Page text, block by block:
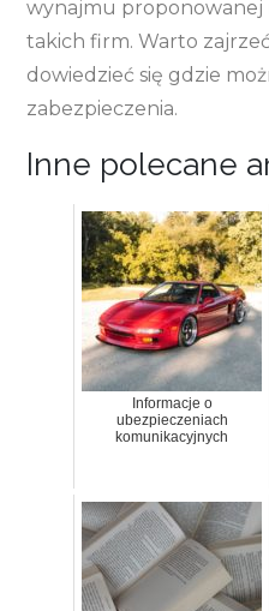
wynajmu proponowanej
takich firm. Warto
dowiedzieć się gdzie
zabezpieczenia.
Inne polecane
Informacje o
ubezpieczeniach
komunikacyjnych